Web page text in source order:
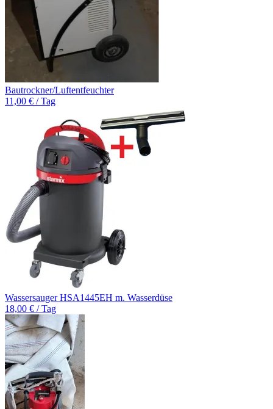
Bautrockner/Luftentfeuchter
11,00 € / Tag
Wassersauger HSA1445EH m. Wasserdüse
18,00 € / Tag